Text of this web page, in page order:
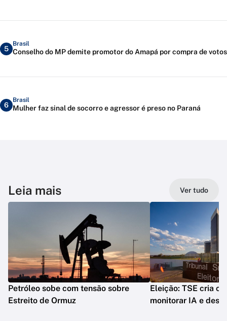
5
Brasil
Conselho do MP demite promotor do Amapá por compra de votos
6
Brasil
Mulher faz sinal de socorro e agressor é preso no Paraná
Leia mais Ver tudo
Petróleo sobe com tensão sobre
Estreito de Ormuz
Eleição: TSE cria
monitorar IA e